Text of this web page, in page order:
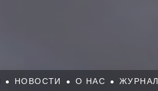
НОВОСТИ О НАС ЖУРНАЛ